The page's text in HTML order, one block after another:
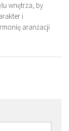
wnętrza, by
i
aranżacji